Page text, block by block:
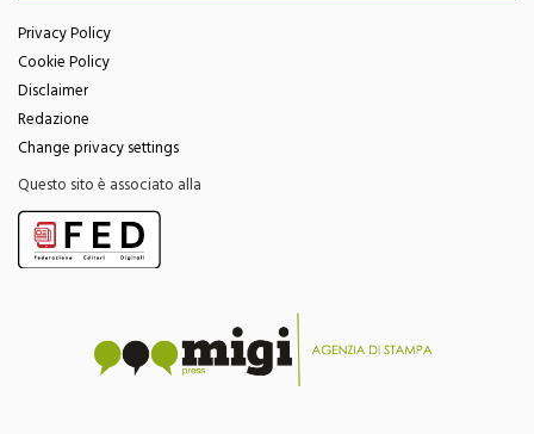
Privacy Policy
Cookie Policy
Disclaimer
Redazione
Change privacy settings
Questo sito è associato alla